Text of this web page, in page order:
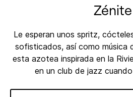
Zénite
Le esperan unos spritz,
sofisticados, así como música
esta azotea inspirada en la
en un club de jazz